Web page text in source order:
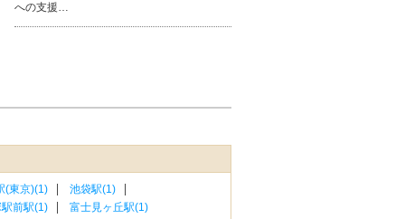
への支援…
(東京)(1)
池袋駅(1)
前駅(1) 富士見ヶ丘駅(1)